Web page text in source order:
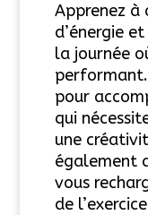
Apprenez à
d’énergie
la journée
pour
qui
une
également
vous
de